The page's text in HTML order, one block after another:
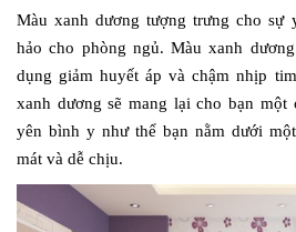
Màu xanh dương tượng trưng cho sự
hảo cho phòng ngủ. Màu xanh
dụng giảm huyết áp và chậm nhịp
xanh dương sẽ mang lại cho bạn một
yên bình y như thể bạn nằm dưới
mát và dễ chịu.